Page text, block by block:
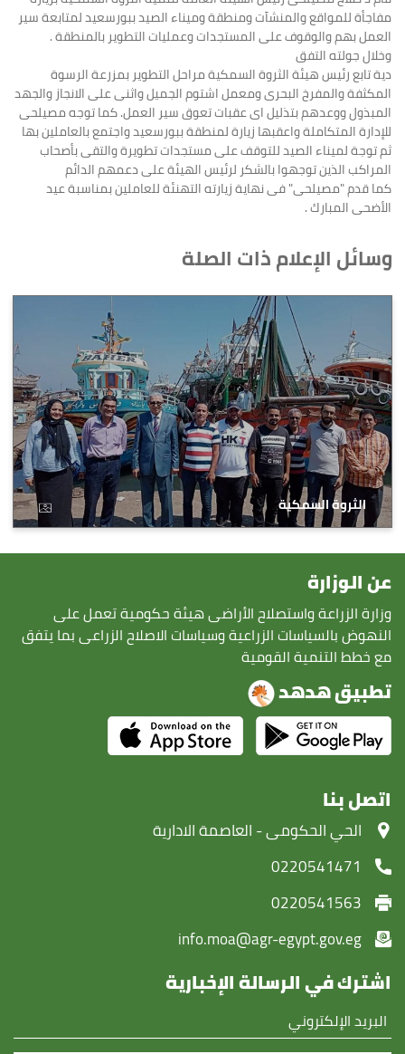
مفاجأة للمواقع والمنشآت ومنطقة وميناء الصيد ببورسعيد لمتابعة سير
العمل بهم والوقوف على المستجدات وعمليات التطوير بالمنطقة .
وخلال جولته التفق
دية تابع رئيس هيئة الثروة السمكية مراحل التطوير بمزرعة الرسوة
المكثفة والمفرخ البحرى ومعمل اشتوم الجميل واثنى على الانجاز والجهد
المبذول ووعدهم بتذليل اى عقبات تعوق سير العمل. كما توجه مصيلحى
للإدارة المتكاملة واعقبها زيارة لمنطقة ببورسعيد واجتمع بالعاملين بها
ثم توجة لميناء الصيد للتوقف على مستجدات تطويرة والتقى بأصحاب
المراكب الذين توجهوا بالشكر لرئيس الهيئة على دعمهم الدائم
كما قدم "مصيلحى" فى نهاية زيارته التهنئة للعاملين بمناسبة عيد
الأضحى المبارك .
وسائل الإعلام ذات الصلة
الثروة السمكية
عن الوزارة
وزارة الزراعة واستصلاح الأراضى هيئة حكومية تعمل على
النهوض بالسياسات الزراعية وسياسات الاصلاح الزراعى بما يتفق
مع خطط التنمية القومية
تطبيق هدهد
اتصل بنا
‏الحي الحكومى - العاصمة الادارية
0220541471
0220541563
info.moa@agr-egypt.gov.eg
اشترك في الرسالة الإخبارية